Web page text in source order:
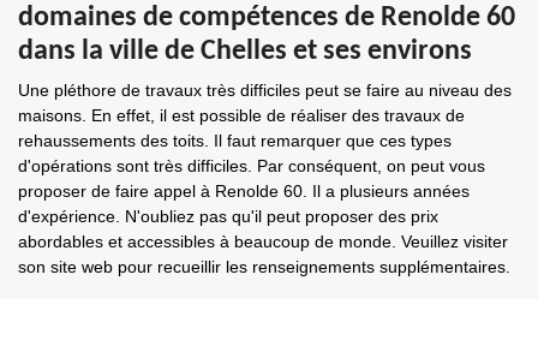
domaines de compétences de Renolde 60
dans la ville de Chelles et ses environs
Une pléthore de travaux très difficiles peut se faire au niveau des
maisons. En effet, il est possible de réaliser des travaux de
rehaussements des toits. Il faut remarquer que ces types
d'opérations sont très difficiles. Par conséquent, on peut vous
proposer de faire appel à Renolde 60. Il a plusieurs années
d'expérience. N'oubliez pas qu'il peut proposer des prix
abordables et accessibles à beaucoup de monde. Veuillez visiter
son site web pour recueillir les renseignements supplémentaires.